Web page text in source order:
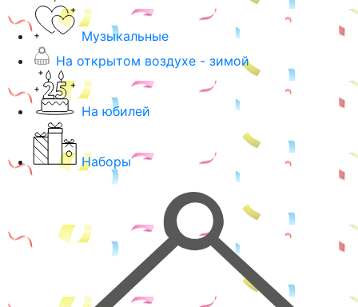
Музыкальные
На открытом воздухе - зимой
На юбилей
Наборы